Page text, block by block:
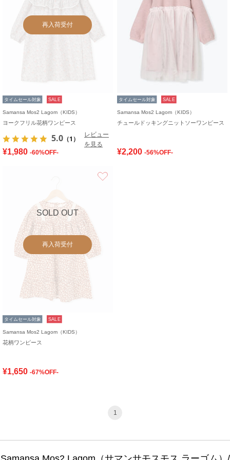
再入荷受付
タイムセール対象 SALE
Samansa Mos2 Lagom（KIDS）
ヨークフリル花柄ワンピース
5.0 （1）
レビュー
を見る
¥1,980 -60%OFF-
タイムセール対象 SALE
Samansa Mos2 Lagom（KIDS）
チュールドッキングニットソーワンピース
¥2,200 -56%OFF-
SOLD OUT
再入荷受付
タイムセール対象 SALE
Samansa Mos2 Lagom（KIDS）
花柄ワンピース
¥1,650 -67%OFF-
1